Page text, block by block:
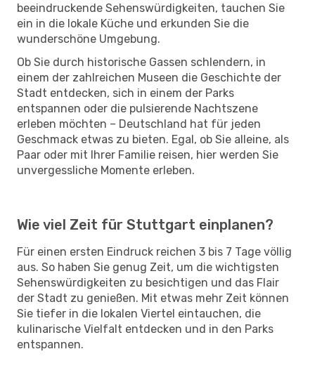
beeindruckende Sehenswürdigkeiten, tauchen Sie
ein in die lokale Küche und erkunden Sie die
wunderschöne Umgebung.
Ob Sie durch historische Gassen schlendern, in
einem der zahlreichen Museen die Geschichte der
Stadt entdecken, sich in einem der Parks
entspannen oder die pulsierende Nachtszene
erleben möchten – Deutschland hat für jeden
Geschmack etwas zu bieten. Egal, ob Sie alleine, als
Paar oder mit Ihrer Familie reisen, hier werden Sie
unvergessliche Momente erleben.
Wie viel Zeit für Stuttgart einplanen?
Für einen ersten Eindruck reichen 3 bis 7 Tage völlig
aus. So haben Sie genug Zeit, um die wichtigsten
Sehenswürdigkeiten zu besichtigen und das Flair
der Stadt zu genießen. Mit etwas mehr Zeit können
Sie tiefer in die lokalen Viertel eintauchen, die
kulinarische Vielfalt entdecken und in den Parks
entspannen.